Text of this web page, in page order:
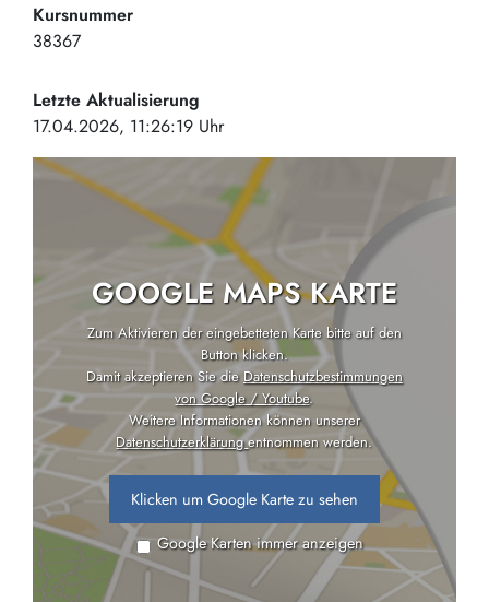
Kursnummer
38367
Letzte Aktualisierung
17.04.2026, 11:26:19 Uhr
GOOGLE MAPS KARTE
Zum Aktivieren der eingebetteten Karte bitte auf den
Button klicken.
Damit akzeptieren Sie dieDatenschutzbestimmungen
von Google / Youtube.
Weitere Informationen können unserer
Datenschutzerklärungentnommen werden.
Klicken um Google Karte zu sehen
Google Karten immer anzeigen